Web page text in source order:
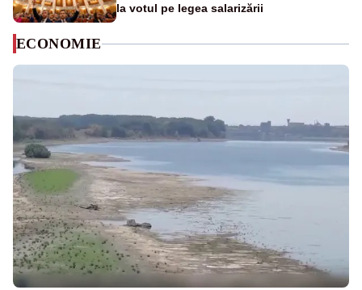
la votul pe legea salarizării
ECONOMIE